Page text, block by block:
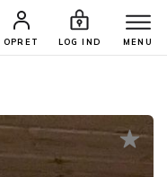
OPRET LOG IND MENU
SØG PROFIL